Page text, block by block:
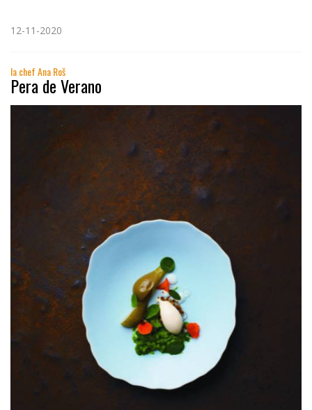
12-11-2020
la chef Ana Roš
Pera de Verano